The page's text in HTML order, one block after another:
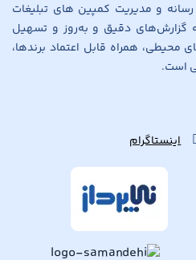
و مدیریت کمپین های تبلیغات
گزارش‌های دقیق و به‌روز و تسهیل
محیطی، همراه قابل اعتماد برندها،
است.
اینستاگرام